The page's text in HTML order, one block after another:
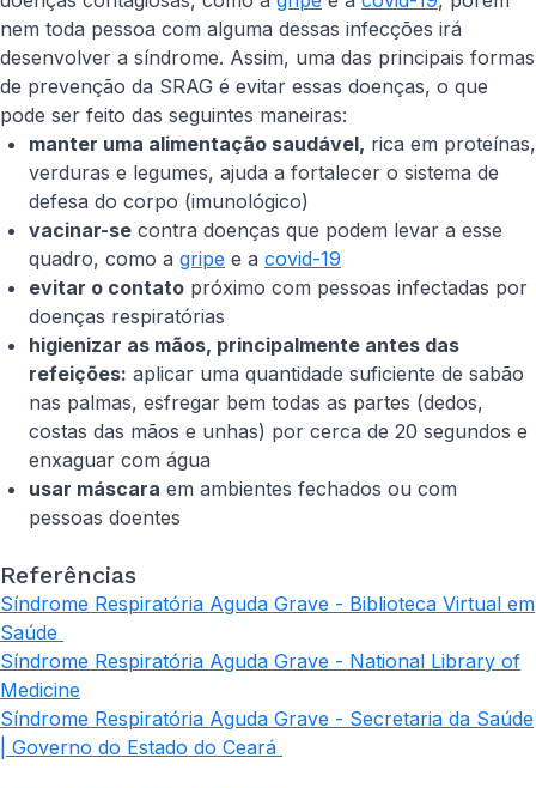
nem toda pessoa com alguma dessas infecções irá
desenvolver a síndrome. Assim, uma das principais formas
de prevenção da SRAG é evitar essas doenças, o que
pode ser feito das seguintes maneiras:
manter uma alimentação saudável, rica em proteínas,
verduras e legumes, ajuda a fortalecer o sistema de
defesa do corpo (imunológico)
vacinar-se contra doenças que podem levar a esse
quadro, como a gripe e a covid-19
evitar o contato próximo com pessoas infectadas por
doenças respiratórias
higienizar as mãos, principalmente antes das
refeições: aplicar uma quantidade suficiente de sabão
nas palmas, esfregar bem todas as partes (dedos,
costas das mãos e unhas) por cerca de 20 segundos e
enxaguar com água
usar máscara em ambientes fechados ou com
pessoas doentes
Referências
Síndrome Respiratória Aguda Grave - Biblioteca Virtual em
Saúde
Síndrome Respiratória Aguda Grave - National Library of
Medicine
Síndrome Respiratória Aguda Grave - Secretaria da Saúde
| Governo do Estado do Ceará